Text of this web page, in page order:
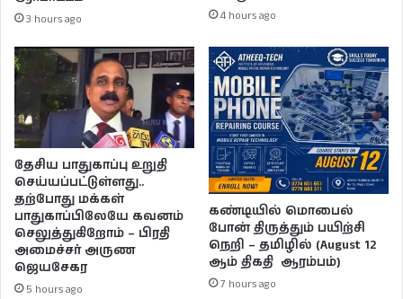
3 hours ago 4 hours ago
தேசிய பாதுகாப்பு உறுதி
செய்யப்பட்டுள்ளது..
தற்போது மக்கள்
பாதுகாப்பிலேயே கவனம்
செலுத்துகிறோம் – பிரதி
அமைச்சர் அருண
ஜெயசேகர
5 hours ago
கண்டியில் மொபைல்
போன் திருத்தும் பயிற்சி
நெறி – தமிழில் (August 12
ஆம் திகதி ஆரம்பம்)
7 hours ago